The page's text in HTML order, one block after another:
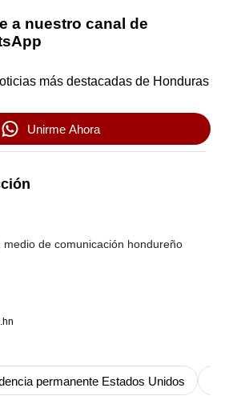
a nuestro canal de
más destacadas de Honduras
Unirme Ahora
medio de comunicación hondureño
permanente Estados Unidos